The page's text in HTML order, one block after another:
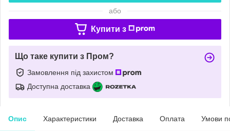
або
Купити з
Що таке купити з Пром?
Замовлення під захистом
Доступна доставка
Опис Характеристики Доставка Оплата Умови